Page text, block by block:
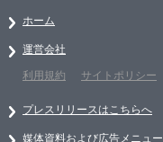
ホーム
運営会社
利用規約
サイトポリシー
プレスリリースはこちらへ
媒体資料および広告メニュー